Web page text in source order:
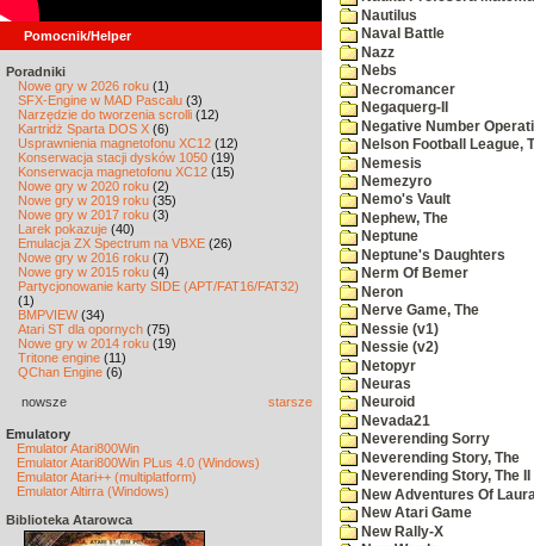
Pomocnik/Helper
Poradniki
Nowe gry w 2026 roku (1)
SFX-Engine w MAD Pascalu (3)
Narzędzie do tworzenia scrolli (12)
Kartridż Sparta DOS X (6)
Usprawnienia magnetofonu XC12 (12)
Konserwacja stacji dysków 1050 (19)
Konserwacja magnetofonu XC12 (15)
Nowe gry w 2020 roku (2)
Nowe gry w 2019 roku (35)
Nowe gry w 2017 roku (3)
Larek pokazuje (40)
Emulacja ZX Spectrum na VBXE (26)
Nowe gry w 2016 roku (7)
Nowe gry w 2015 roku (4)
Partycjonowanie karty SIDE (APT/FAT16/FAT32)
(1)
BMPVIEW(34)
Atari ST dla opornych (75)
Nowe gry w 2014 roku (19)
Tritone engine (11)
QChan Engine (6)
nowsze starsze
Emulatory
Emulator Atari800Win
Emulator Atari800Win PLus 4.0 (Windows)
Emulator Atari++ (multiplatform)
Emulator Altirra (Windows)
Biblioteka Atarowca
Nautilus
Naval Battle
Nazz
Nebs
Necromancer
Negaquerg-II
Negative Number
Nelson Football League,
Nemesis
Nemezyro
Nemo's Vault
Nephew, The
Neptune
Neptune's Daughters
Nerm Of Bemer
Neron
Nerve Game, The
Nessie (v1)
Nessie (v2)
Netopyr
Neuras
Neuroid
Nevada21
Neverending Sorry
Neverending Story, The
Neverending Story, The II
New Adventures Of
New Atari Game
New Rally-X